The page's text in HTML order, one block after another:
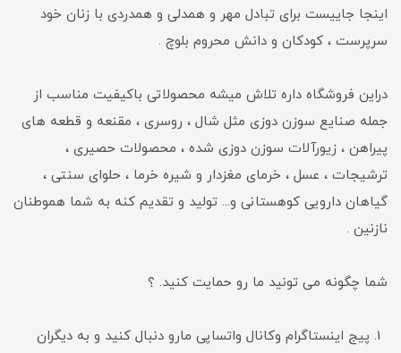
اینجا جاییست برای تبادل مهر و همدلی و همدردی با زنان خود
سرپرست ، کودکان و دانش محروم بلوچ .
دراین فروشگاه داره تلاش میشه محصولاتی باکیفیت مناسب از
جمله صنایع سوزن دوزی مثل شال ، روسری ، مقنعه و قطعه های
پیراهن ، زیورآلات سوزن دوزی شده ، محصولات حصیری ،
ترشیجات ، عسل ، خرمای مغزدار و شیره خرما ، حلوای سنتی ،
گیاهان دارویی کوهستانی و... تولید و تقدیم کنه به شما هموطنان
نازنین .
شما چگونه می تونید ما رو حمایت کنید. ؟
پیج اینستاگرام وکانال واتساپی مارو دنبال کنید و به دیگران